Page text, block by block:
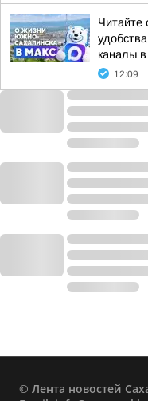
каналы
12:09
© Лента новостей